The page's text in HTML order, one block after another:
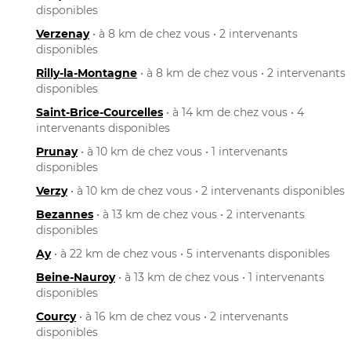
disponibles
Verzenay• à 8 km de chez vous • 2 intervenants
disponibles
Rilly-la-Montagne • à 8 km de chez vous • 2 intervenants
disponibles
Saint-Brice-Courcelles • à 14 km de chez vous • 4
intervenants disponibles
Prunay• à 10 km de chez vous • 1 intervenants
disponibles
Verzy• à 10 km de chez vous • 2 intervenants disponibles
Bezannes • à 13 km de chez vous • 2 intervenants
disponibles
Ay• à 22 km de chez vous • 5 intervenants disponibles
Beine-Nauroy• à 13 km de chez vous • 1 intervenants
disponibles
Courcy• à 16 km de chez vous • 2 intervenants
disponibles